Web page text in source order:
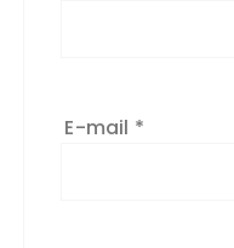
E-mail *